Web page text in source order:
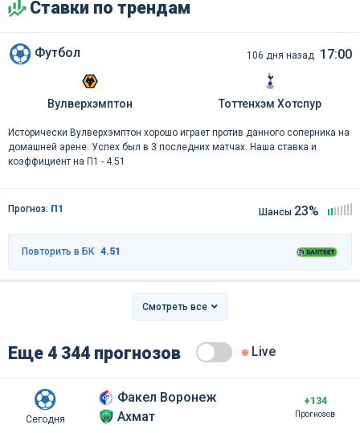
Ставки по трендам
Футбол 106 дня назад 17:00
Вулверхэмптон Тоттенхэм Хотспур
Исторически Вулверхэмптон хорошо играет против данного соперника на
домашней арене. Успех был в 3 последних матчах. Наша ставка и
коэффициент на П1 - 4.51
Прогноз: П1 Шансы 23%
Повторить в БК 4.51
Смотреть все
Еще 4 344 прогнозов Live
Сегодня
Факел Воронеж
Ахмат
+134
Прогнозов